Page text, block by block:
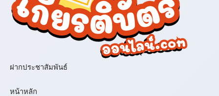
ฝากประชาสัมพันธ์
หน้าหลัก